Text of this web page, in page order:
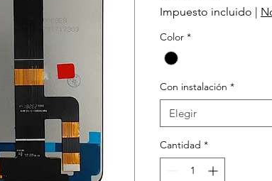
Impuesto incluido |
Color *
Con instalación *
Elegir
Cantidad *